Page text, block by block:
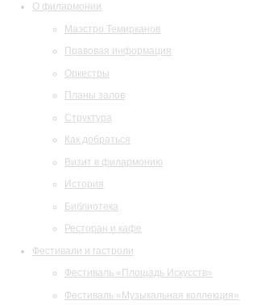
О филармонии
Маэстро Темирканов
Правовая информация
Оркестры
Планы залов
Структура
Как добраться
Визит в филармонию
История
Библиотека
Ресторан и кафе
Фестивали и гастроли
Фестиваль «Площадь Искусств»
Фестиваль «Музыкальная коллекция»